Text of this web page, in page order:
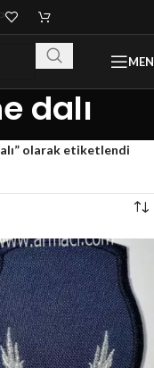
dalı
olarak etiketlendi